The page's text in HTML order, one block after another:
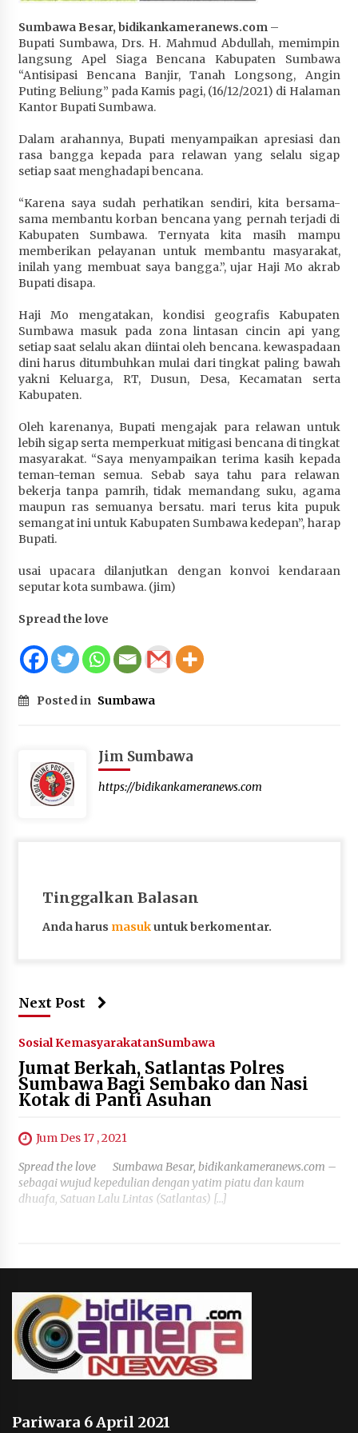
1 bulan ago
Wabup Ansori Apresiasi Rekomendasi dan
Pandangan Fraksi – Fraksi DPRD Sumbawa
1 bulan ago
Bupati Sumbawa Lepas 487 Atlet dari Berbagai
Cabor yang Akan Berjuang pada PORPROV XII
NTB 2026
BAZNAS Kabupaten Sumbawa Salurkan Bantuan
Program 100 Mustahik Per Desa di Desa Teluk
Santong
1 bulan ago
Pelatihan PDPP 2026 Bali
1 bulan ago
Terapkan “Polantas Menyapa”, Satlantas Polres
Sumbawa Berupaya Wujudkan Pelayanan
Kepolisian yang Profesional
1 bulan ago
Capaian Program Pemerintah Kabupaten
Sumbawa Terus Dirasakan Masyarakat
1 bulan ago
Sumbawa Besar, bidikankameranews.com–
Bupati Sumbawa, Drs. H. Mahmud Abdullah, memimpin
langsung Apel Siaga Bencana Kabupaten Sumbawa
“Antisipasi Bencana Banjir, Tanah Longsong, Angin
Puting Beliung” pada Kamis pagi, (16/12/2021) di Halaman
Kantor Bupati Sumbawa.
Dalam arahannya, Bupati menyampaikan apresiasi dan
rasa bangga kepada para relawan yang selalu sigap
setiap saat menghadapi bencana.
“Karena saya sudah perhatikan sendiri, kita bersama-
sama membantu korban bencana yang pernah terjadi di
Kabupaten Sumbawa. Ternyata kita masih mampu
memberikan pelayanan untuk membantu masyarakat,
inilah yang membuat saya bangga.”, ujar Haji Mo akrab
Bupati disapa.
Haji Mo mengatakan, kondisi geografis Kabupaten
Sumbawa masuk pada zona lintasan cincin api yang
setiap saat selalu akan diintai oleh bencana. kewaspadaan
dini harus ditumbuhkan mulai dari tingkat paling bawah
yakni Keluarga, RT, Dusun, Desa, Kecamatan serta
Kabupaten.
Oleh karenanya, Bupati mengajak para relawan untuk
lebih sigap serta memperkuat mitigasi bencana di tingkat
masyarakat. “Saya menyampaikan terima kasih kepada
teman-teman semua. Sebab saya tahu para relawan
bekerja tanpa pamrih, tidak memandang suku, agama
maupun ras semuanya bersatu. mari terus kita pupuk
semangat ini untuk Kabupaten Sumbawa kedepan”, harap
Bupati.
usai upacara dilanjutkan dengan konvoi kendaraan
seputar kota sumbawa. (jim)
Spread the love
Posted in Sumbawa
Jim Sumbawa
https://bidikankameranews.com
Tinggalkan Balasan
Anda harus masukuntuk berkomentar.
Next Post
Sosial KemasyarakatanSumbawa
Jumat Berkah, Satlantas Polres
Sumbawa Bagi Sembako dan Nasi
Kotak di Panti Asuhan
Jum Des 17 , 2021
Spread the love Sumbawa Besar, bidikankameranews.com –
sebagai wujud kepedulian dengan yatim piatu dan kaum
dhuafa, Satuan Lalu Lintas (Satlantas) […]
Pariwara 6 April 2021